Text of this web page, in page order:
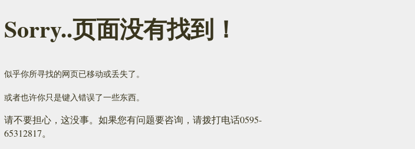
Sorry..页面没有找到！
似乎你所寻找的网页已移动或丢失了。
或者也许你只是键入错误了一些东西。
请不要担心，这没事。如果您有问题要咨询，请拨打电话0595-
65312817。